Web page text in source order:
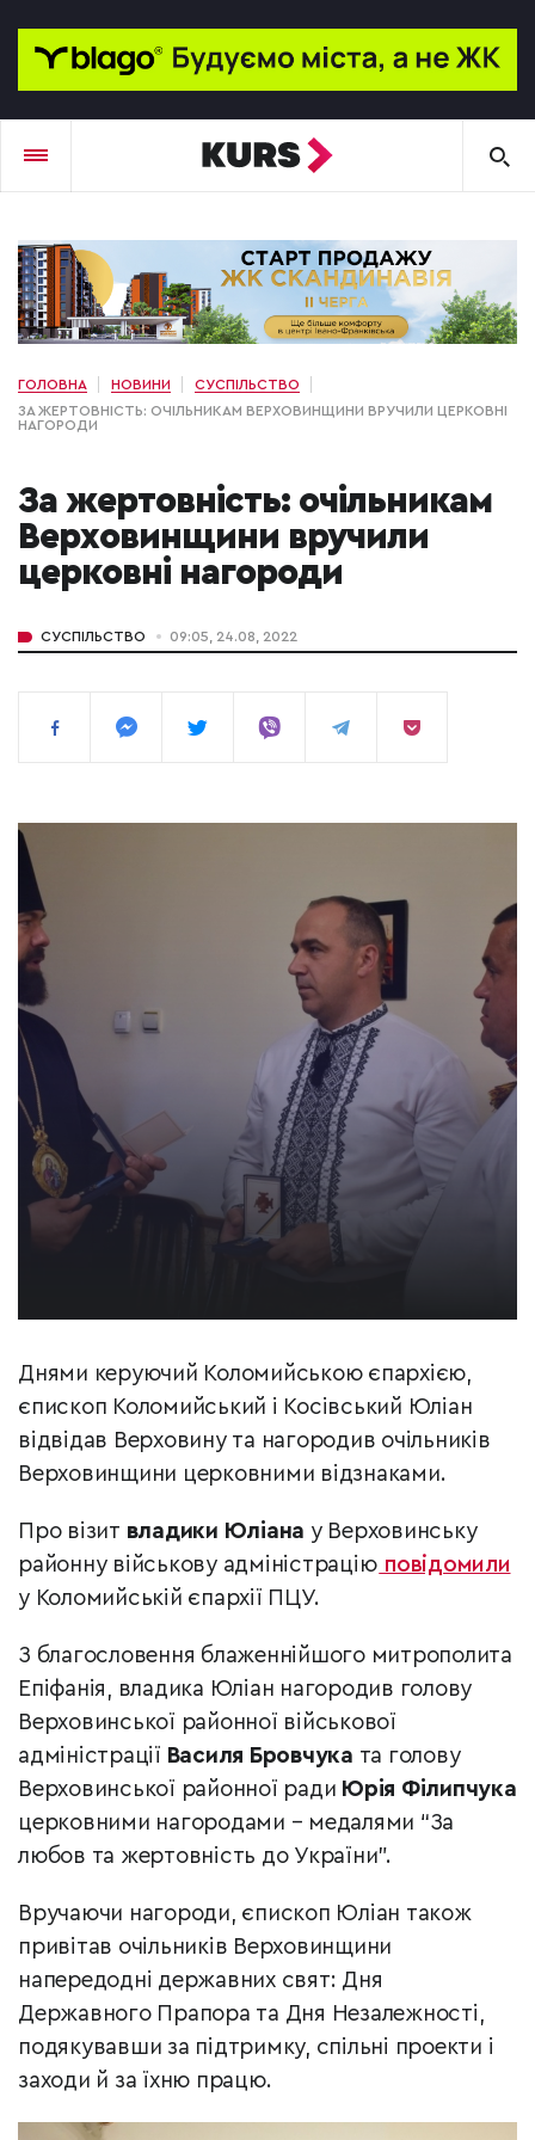
ГОЛОВНА НОВИНИ
СУСПІЛЬСТВО
ЗА ЖЕРТОВНІСТЬ: ОЧІЛЬНИКАМ ВЕРХОВИНЩИНИ ВРУЧИЛИ ЦЕРКОВНІ
НАГОРОДИ
За жертовність: очільникам
Верховинщини вручили
церковні нагороди
СУСПІЛЬСТВО 09:05, 24.08, 2022
Днями керуючий Коломийською єпархією,
єпископ Коломийський і Косівський Юліан
відвідав Верховину та нагородив очільників
Верховинщини церковними відзнаками.
Про візит владики Юліана у Верховинську
районну військову адміністрацію повідомили
у Коломийській єпархії ПЦУ.
З благословення блаженнійшого митрополита
Епіфанія, владика Юліан нагородив голову
Верховинської районної військової
адміністрації Василя Бровчука та голову
Верховинської районної ради Юрія Філипчука
церковними нагородами – медалями “За
любов та жертовність до України”.
Вручаючи нагороди, єпископ Юліан також
привітав очільників Верховинщини
напередодні державних свят: Дня
Державного Прапора та Дня Незалежності,
подякувавши за підтримку, спільні проекти і
заходи й за їхню працю.